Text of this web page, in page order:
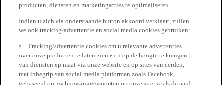
producten, diensten en marketingacties te optimaliseren.
Indien u zich via onderstaande button akkoord verklaart, zullen
we ook tracking/advertentie en social media cookies gebruiken:
Tracking/advertentie cookies om u relevante advertenties
over onze producten te laten zien en u op de hoogte te brengen
van diensten op maat via onze website en op sites van derden,
met inbegrip van social media platformen zoals Facebook,
gebaseerd op uw browsinggewoonten op onze site, zoals de aard